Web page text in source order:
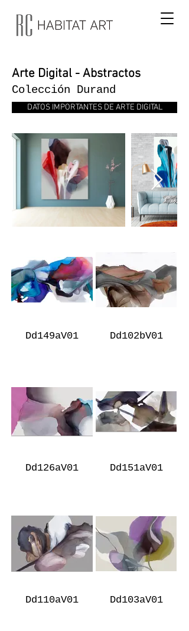
Arte Digital - Abstractos
Colección Durand
DATOS IMPORTANTES DE ARTE DIGITAL
Dd149aV01 Dd102bV01
Dd126aV01 Dd151aV01
Dd110aV01 Dd103aV01